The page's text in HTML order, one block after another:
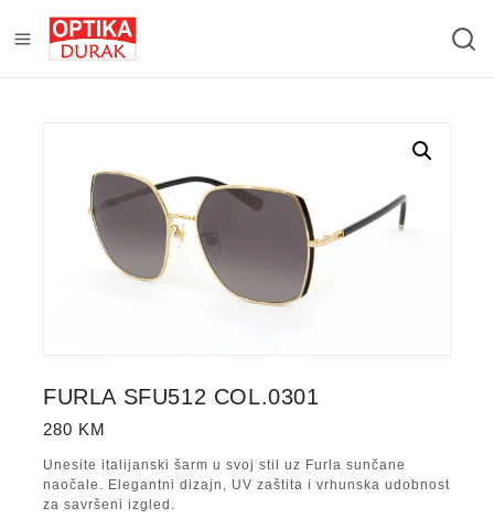
FURLA SFU512 COL.0301
280 KM
Unesite italijanski šarm u svoj stil uz Furla sunčane
naočale. Elegantni dizajn, UV zaštita i vrhunska udobnost
za savršeni izgled.